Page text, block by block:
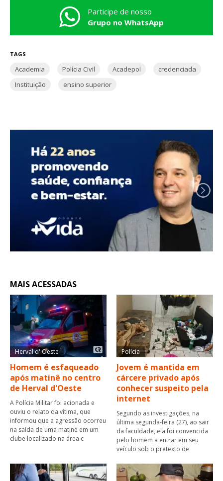
Participe de nosso
Grupo no WhatsApp
TAGS
Academia Polícia Civil Acadepol
credenciada
Instituição
ensino superior
MAIS ACESSADAS
Herval d' Oeste
Homem é esfaqueado
após matinê no centro
de Herval d'Oeste
A Polícia Militar foi acionada e
ouviu o relato da vítima, que
informou que a agressão ocorreu
na saída de uma matiné em um
clube localizado na área c
Polícia
Jovem é mantida em
cárcere privado após
conhecer suspeito pela
internet
Segundo as investigações, na
última segunda-feira (27), ao sair
da faculdade, ela foi convencida
pelo homem a entrar em seu
veículo sob o pretexto de